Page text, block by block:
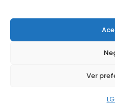
Ver
FALE
Solicite Apoio